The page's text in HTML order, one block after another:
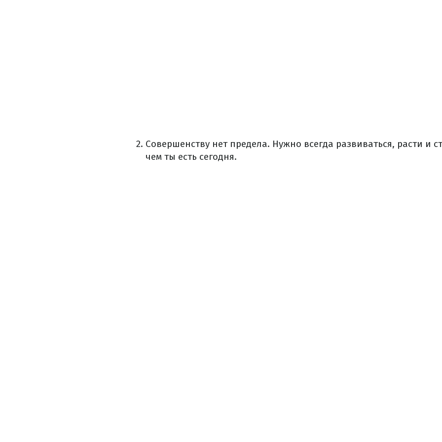
Совершенству нет предела. Нужно всегда развиваться, расти и
чем ты есть сегодня.